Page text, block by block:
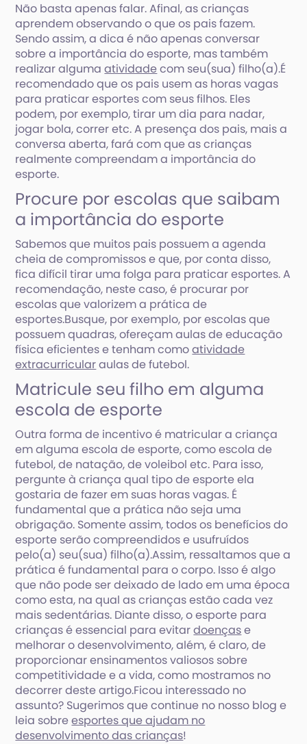
Não basta apenas falar. Afinal, as crianças
aprendem observando o que os pais fazem.
Sendo assim, a dica é não apenas conversar
sobre a importância do esporte, mas também
realizar algumaatividadecom seu(sua) filho(a).É
recomendado que os pais usem as horas vagas
para praticar esportes com seus filhos. Eles
podem, por exemplo, tirar um dia para nadar,
jogar bola, correr etc. A presença dos pais, mais a
conversa aberta, fará com que as crianças
realmente compreendam a importância do
esporte.
Procure por escolas que saibam
a importância do esporte
Sabemos que muitos pais possuem a agenda
cheia de compromissos e que, por conta disso,
fica difícil tirar uma folga para praticar esportes. A
recomendação, neste caso, é procurar por
escolas que valorizem a prática de
esportes.Busque, por exemplo, por escolas que
possuem quadras, ofereçam aulas de educação
física eficientes e tenham comoatividade
extracurricularaulas de futebol.
Matricule seu filho em alguma
escola de esporte
Outra forma de incentivo é matricular a criança
em alguma escola de esporte, como escola de
futebol, de natação, de voleibol etc. Para isso,
pergunte à criança qual tipo de esporte ela
gostaria de fazer em suas horas vagas. É
fundamental que a prática não seja uma
obrigação. Somente assim, todos os benefícios do
esporte serão compreendidos e usufruídos
pelo(a) seu(sua) filho(a).Assim, ressaltamos que a
prática é fundamental para o corpo. Isso é algo
que não pode ser deixado de lado em uma época
como esta, na qual as crianças estão cada vez
mais sedentárias. Diante disso, o esporte para
crianças é essencial para evitardoençase
melhorar o desenvolvimento, além, é claro, de
proporcionar ensinamentos valiosos sobre
competitividade e a vida, como mostramos no
decorrer deste artigo.Ficou interessado no
assunto? Sugerimos que continue no nosso blog e
leia sobreesportes que ajudam no
desenvolvimento das crianças!